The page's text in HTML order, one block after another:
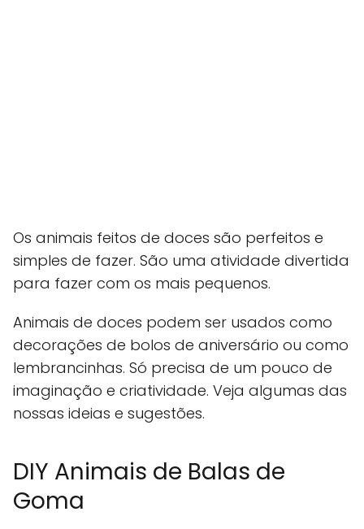
Os animais feitos de doces são perfeitos e
simples de fazer. São uma atividade divertida
para fazer com os mais pequenos.
Animais de doces podem ser usados como
decorações de bolos de aniversário ou como
lembrancinhas. Só precisa de um pouco de
imaginação e criatividade. Veja algumas das
nossas ideias e sugestões.
DIY Animais de Balas de
Goma